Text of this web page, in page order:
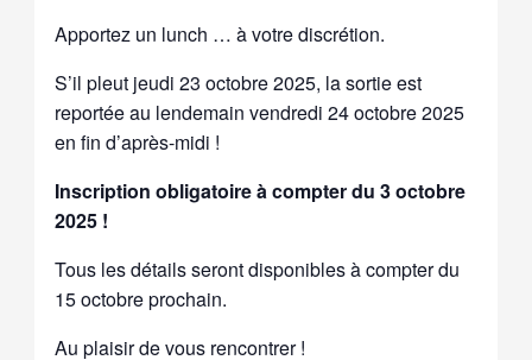
Apportez un lunch … à votre discrétion.
S’il pleut jeudi 23 octobre 2025, la sortie est
reportée au lendemain vendredi 24 octobre 2025
en fin d’après-midi !
Inscription obligatoire à compter du 3 octobre
2025 !
Tous les détails seront disponibles à compter du
15 octobre prochain.
Au plaisir de vous rencontrer !